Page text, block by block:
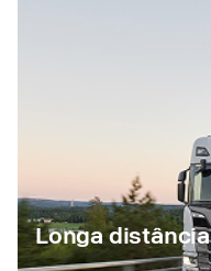
Longa distância